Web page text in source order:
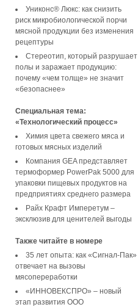
Униконс® Люкс: как снизить
риск микробиологической порчи
мясной продукции без изменения
рецептуры
Стереотип, который разрушает
полы и заражает продукцию:
почему «чем толще» не значит
«безопаснее»
Специальная тема:
«Технологический процесс»
Химия цвета свежего мяса и
готовых мясных изделий
Компания GEA представляет
термоформер PowerPak 5000 для
упаковки пищевых продуктов на
предприятиях среднего размера
Райх Крафт Имперетум –
эксклюзив для ценителей выгоды
Также читайте в номере
35 лет опыта: как «Сигнал-Пак»
отвечает на вызовы
мясопереработки
«ИННОВЕКСПРО» – новый
этап развития ООО